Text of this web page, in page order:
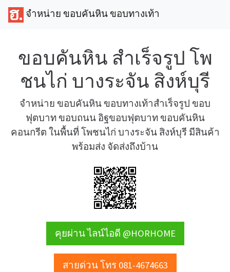
จำหน่าย ขอบคันหิน ขอบทางเท้า
ขอบคันหิน สำเร็จรูป โพ
ชนไก่ บางระจัน สิงห์บุรี
จำหน่าย ขอบคันหิน ขอบทางเท้าสำเร็จรูป ขอบ
ฟุตบาท ขอบถนน อิฐขอบฟุตบาท ขอบคันหิน
คอนกรีต ในพื้นที่ โพชนไก่ บางระจัน สิงห์บุรี มีสินค้า
พร้อมส่ง จัดส่งถึงบ้าน
คุยผ่าน ไลน์ไอดี @HORHOME
สายด่วน โทร 081-4674663